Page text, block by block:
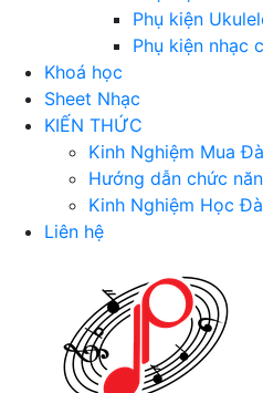
Phụ kiện
Phụ kiện nhạc
Khoá học
Sheet Nhạc
KIẾN THỨC
Kinh Nghiệm Mua
Hướng dẫn chức
Kinh Nghiệm Học
Liên hệ